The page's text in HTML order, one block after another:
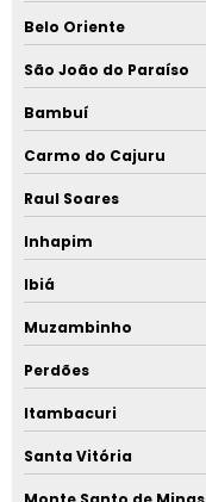
Belo Oriente
São João do Paraíso
Bambuí
Carmo do Cajuru
Raul Soares
Inhapim
Ibiá
Muzambinho
Perdões
Itambacuri
Santa Vitória